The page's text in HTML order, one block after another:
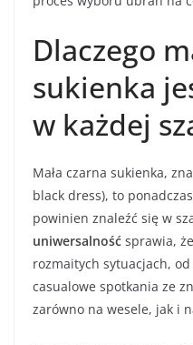
Dlaczego
sukienka
w każdej
Mała czarna sukienka,
black dress), to
powinien znaleźć się w
uniwersalność sprawia,
rozmaitych sytuacjach,
casualowe spotkania ze
zarówno na wesele, jak i